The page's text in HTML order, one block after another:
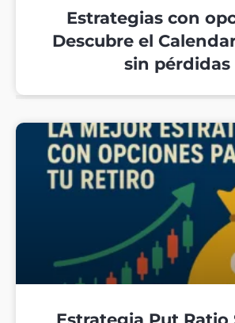
Estrategias con
Descubre el
sin pérdidas